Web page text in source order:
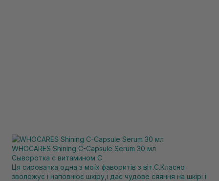
WHOCARES Shining C-Capsule Serum 30 мл
Сыворотка с витамином С
Ця сироватка одна з моїх фаворитів з віт.С.Класно
зволожує і наповнює шкіру,і дає чудове сяяння на шкірі і